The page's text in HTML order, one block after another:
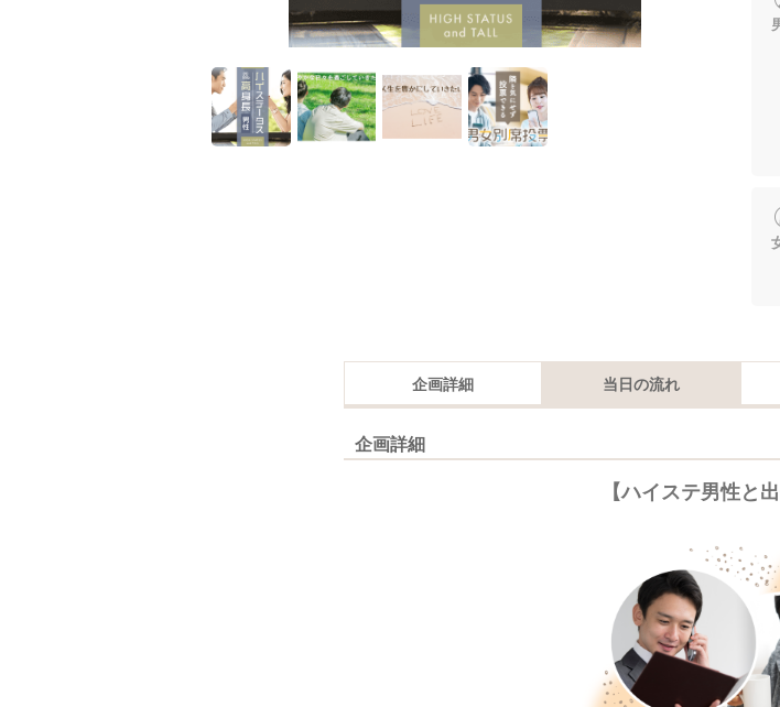
企画詳細 当日の流れ
企画詳細
【ハイステ男性と